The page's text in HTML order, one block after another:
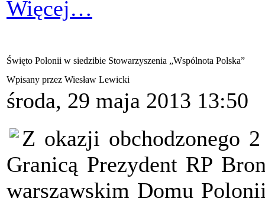
Więcej…
Święto Polonii w siedzibie Stowarzyszenia „Wspólnota Polska”
Wpisany przez Wiesław Lewicki
środa, 29 maja 2013 13:50
Z okazji obchodzonego
Granicą Prezydent RP
warszawskim Domu